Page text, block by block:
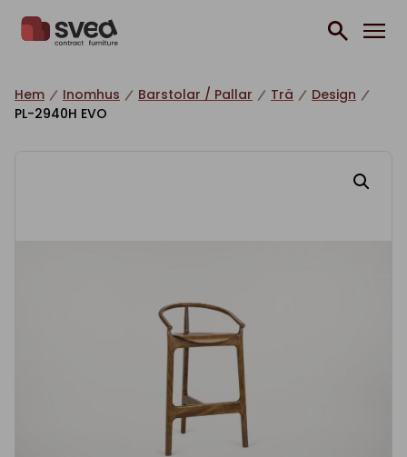
Hem Inomhus Barstolar / Pallar Trä
Design
PL-2940H EVO